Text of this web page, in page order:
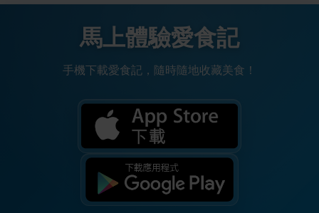
馬上體驗愛食記
手機下載愛食記，隨時隨地收藏美食！